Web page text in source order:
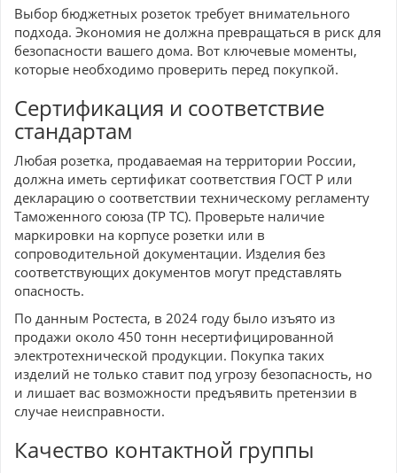
Выбор бюджетных розеток требует внимательного
подхода. Экономия не должна превращаться в риск для
безопасности вашего дома. Вот ключевые моменты,
которые необходимо проверить перед покупкой.
Сертификация и соответствие
стандартам
Любая розетка, продаваемая на территории России,
должна иметь сертификат соответствия ГОСТ Р или
декларацию о соответствии техническому регламенту
Таможенного союза (ТР ТС). Проверьте наличие
маркировки на корпусе розетки или в
сопроводительной документации. Изделия без
соответствующих документов могут представлять
опасность.
По данным Ростеста, в 2024 году было изъято из
продажи около 450 тонн несертифицированной
электротехнической продукции. Покупка таких
изделий не только ставит под угрозу безопасность, но
и лишает вас возможности предъявить претензии в
случае неисправности.
Качество контактной группы